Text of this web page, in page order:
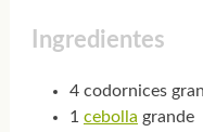
Ingredientes
4 codornices
1 cebolla grande